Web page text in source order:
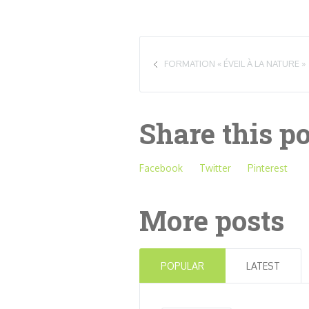
FORMATION « ÉVEIL À LA NATURE »
Share this
Facebook Twitter Pinterest
More posts
POPULAR LATEST